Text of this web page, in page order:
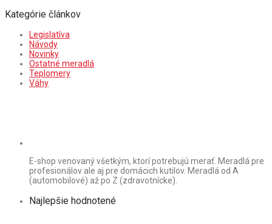
Kategórie článkov
Legislatíva
Návody
Novinky
Ostatné meradlá
Teplomery
Váhy
E-shop venovaný všetkým, ktorí potrebujú merať. Meradlá pre
profesionálov ale aj pre domácich kutilov. Meradlá od A
(automobilové) až po Z (zdravotnícke).
Najlepšie hodnotené